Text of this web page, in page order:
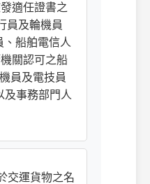
適任證書之
員及輪機員
、船舶電信人
關認可之船
員及電技員
及事務部門人
交運貨物之名